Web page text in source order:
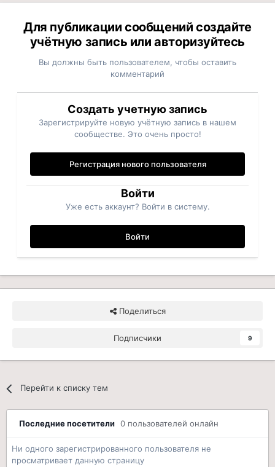
Для публикации сообщений создайте
учётную запись или авторизуйтесь
Вы должны быть пользователем, чтобы оставить
комментарий
Создать учетную запись
Зарегистрируйте новую учётную запись в нашем
сообществе. Это очень просто!
Регистрация нового пользователя
Войти
Уже есть аккаунт? Войти в систему.
Войти
Поделиться
Подписчики 9
Перейти к списку тем
Последние посетители 0 пользователей онлайн
Ни одного зарегистрированного пользователя не
просматривает данную страницу